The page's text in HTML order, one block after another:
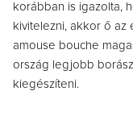
korábban is igazolta,
kivitelezni, akkor ő az
amouse bouche
ország legjobb
kiegészíteni.